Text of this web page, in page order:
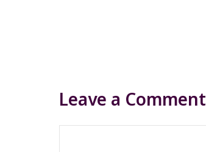
Leave a Comment